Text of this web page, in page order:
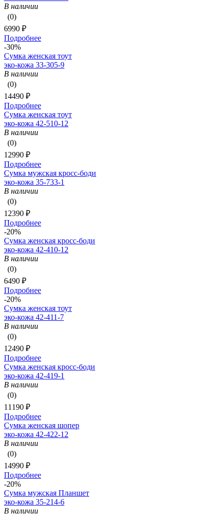
В наличии
(0)
6990 ₽
Подробнее
-30%
Сумка женская тоут
эко-кожа 33-305-9
В наличии
(0)
14490 ₽
Подробнее
Сумка женская тоут
эко-кожа 42-510-12
В наличии
(0)
12990 ₽
Подробнее
Сумка мужская кросс-боди
эко-кожа 35-733-1
В наличии
(0)
12390 ₽
Подробнее
-20%
Сумка женская кросс-боди
эко-кожа 42-410-12
В наличии
(0)
6490 ₽
Подробнее
-20%
Сумка женская тоут
эко-кожа 42-411-7
В наличии
(0)
12490 ₽
Подробнее
Сумка женская кросс-боди
эко-кожа 42-419-1
В наличии
(0)
11190 ₽
Подробнее
Сумка женская шопер
эко-кожа 42-422-12
В наличии
(0)
14990 ₽
Подробнее
-20%
Сумка мужская Планшет
эко-кожа 35-214-6
В наличии